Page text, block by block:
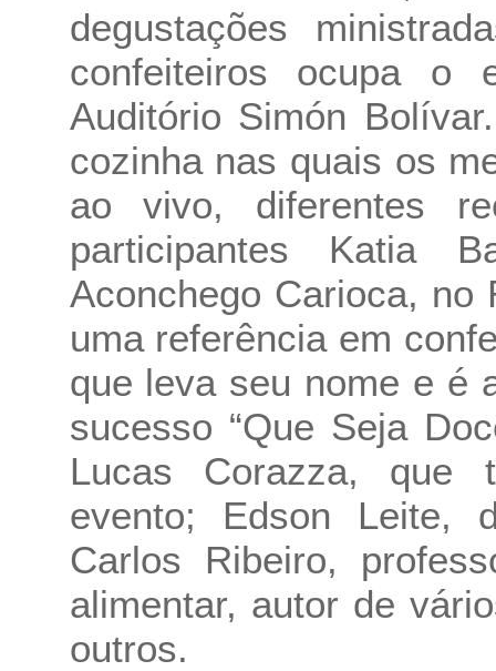
degustações
confeiteiros ocupa o
Auditório Simón
cozinha nas quais os
ao vivo, diferentes
participantes Katia
Aconchego Carioca, no
uma referência em
que leva seu nome e é
sucesso “Que Seja
Lucas Corazza, que
evento; Edson Leite,
Carlos Ribeiro,
alimentar, autor de
outros.